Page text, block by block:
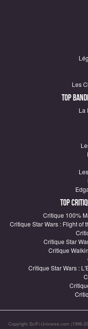
Les
Top
La
Top
Critique 100%
Critique Star Wars : Flight of
Critique Star
Critique
Critique Star Wars :
Copyright SciFi-Universe.com (1996-